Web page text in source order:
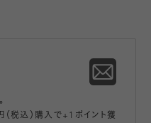
税込）購入で+1ポイント獲